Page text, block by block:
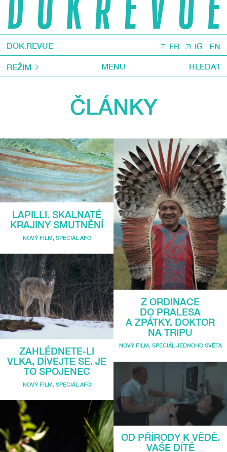
DOK.REVUE FB IG EN
REŽIM MENU HLEDAT
ČLÁNKY
LAPILLI. SKALNATÉ
KRAJINY SMUTNĚNÍ
NOVÝ FILM, SPECIÁL AFO
ZAHLÉDNETE-LI
VLKA, DÍVEJTE SE. JE
TO SPOJENEC
NOVÝ FILM, SPECIÁL AFO
Z ORDINACE
DO PRALESA
A ZPÁTKY. DOKTOR
NA TRIPU
NOVÝ FILM, SPECIÁL JEDNOHO SVĚTA
OD PŘÍRODY K VĚDĚ.
VAŠE DÍTĚ